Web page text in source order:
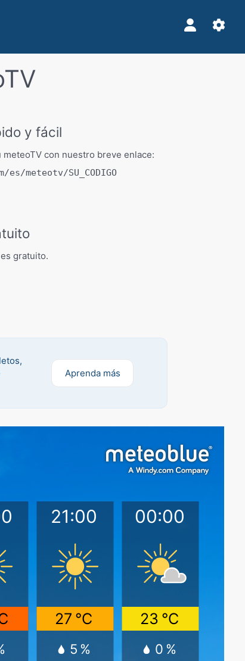
y fácil
con nuestro breve enlace:
es/meteotv/SU_CODIGO
gratuito.
Aprenda más